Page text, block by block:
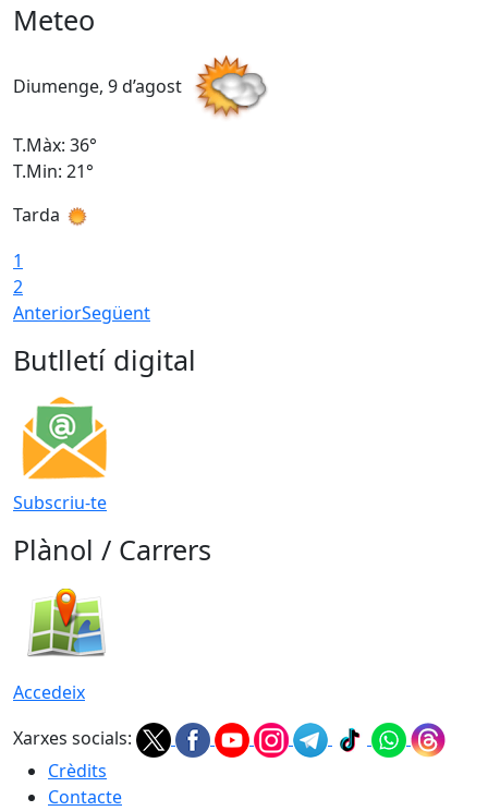
Meteo
Diumenge, 9 d’agost
T.Màx: 36°
T.Min: 21°
Tarda
1
2
AnteriorSegüent
Butlletí digital
Subscriu-te
Plànol / Carrers
Accedeix
Xarxes socials:
Crèdits
Contacte